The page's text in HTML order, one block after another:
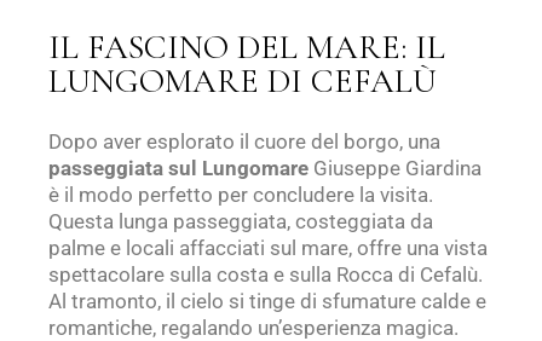
IL FASCINO DEL MARE: IL
LUNGOMARE DI CEFALÙ
Dopo aver esplorato il cuore del borgo, una
passeggiata sul Lungomare Giuseppe Giardina
è il modo perfetto per concludere la visita.
Questa lunga passeggiata, costeggiata da
palme e locali affacciati sul mare, offre una vista
spettacolare sulla costa e sulla Rocca di Cefalù.
Al tramonto, il cielo si tinge di sfumature calde e
romantiche, regalando un’esperienza magica.